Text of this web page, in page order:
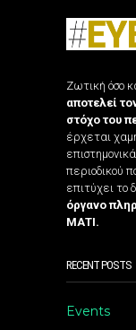
Ζωτική όσο
αποτελεί
στόχο του
έρχεται
περιοδικού
επιτύχει το
όργανο
ΜΑΤΙ.
RECENT POSTS
Events